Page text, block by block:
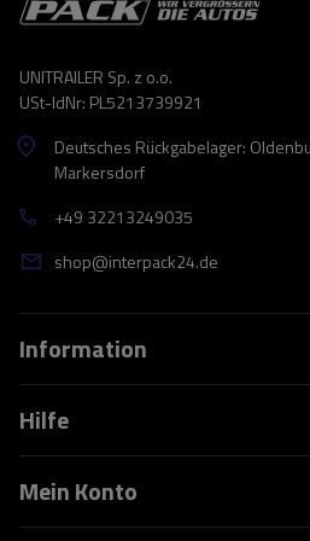
UNITRAILER Sp. z o.o.
USt-IdNr: PL5213739921
Deutsches Rückgabelager:
Markersdorf
+49 32213249035
shop@interpack24.de
Information
Hilfe
Mein Konto